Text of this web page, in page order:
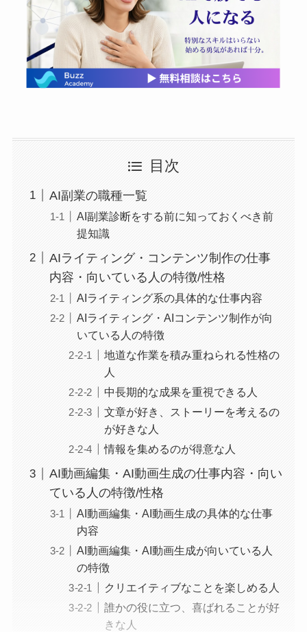
目次
AI副業の職種一覧
AI副業診断をする前に知っておくべき前
提知識
AIライティング・コンテンツ制作の仕事
内容・向いている人の特徴/性格
AIライティング系の具体的な仕事内容
AIライティング・AIコンテンツ制作が向
いている人の特徴
地道な作業を積み重ねられる性格の
人
中長期的な成果を重視できる人
文章が好き、ストーリーを考えるの
が好きな人
情報を集めるのが得意な人
AI動画編集・AI動画生成の仕事内容・向い
ている人の特徴/性格
AI動画編集・AI動画生成の具体的な仕事
内容
AI動画編集・AI動画生成が向いている人
の特徴
クリエイティブなことを楽しめる人
誰かの役に立つ、喜ばれることが好
きな人